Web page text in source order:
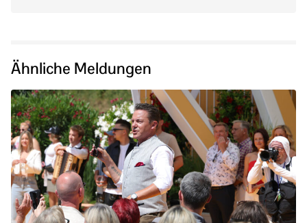
Ähnliche Meldungen